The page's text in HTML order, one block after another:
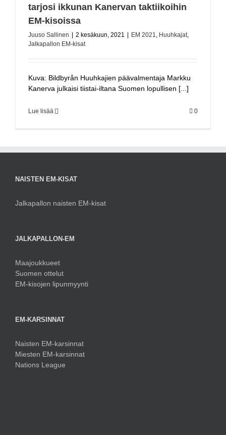
tarjosi ikkunan Kanervan taktiikoihin
EM-kisoissa
Juuso Sallinen 2 kesäkuun, 2021 EM 2021, Huuhkajat,
Jalkapallon EM-kisat
Kuva: Bildbyrån Huuhkajien päävalmentaja Markku
Kanerva julkaisi tiistai-iltana Suomen lopullisen [...]
Lue lisää 0
NAISTEN EM-KISAT
Jalkapallon naisten EM-kisat
JALKAPALLON-EM
Maajoukkueet
Suomen ottelut
EM-kisojen lipunmyynti
EM-KARSINNAT
Naisten EM-karsinnat
Miesten EM-karsinnat
Nations League